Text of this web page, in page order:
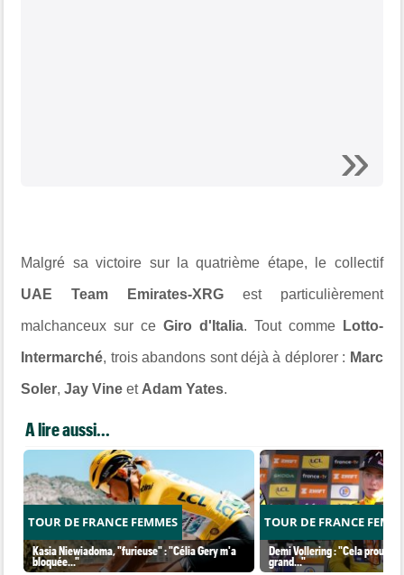
Malgré sa victoire sur la quatrième étape, le collectif
UAE Team Emirates-XRG est particulièrement
malchanceux sur ceGiro d'Italia. Tout comme Lotto-
Intermarché, trois abandons sont déjà à déplorer : Marc
Soler,Jay Vine et Adam Yates.
A lire aussi...
TOUR DE FRANCE FEMMES
Kasia Niewiadoma, "furieuse" : "Célia Gery m'a
bloquée..."
TOUR DE FRANCE
Demi Vollering : "Cela prouve
grand..."